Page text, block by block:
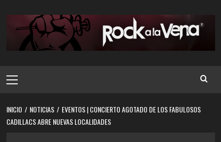
contenido
principal
INICIO NOTICIAS
EVENTOS | CONCIERTO AGOTADO DE LOS FABULOSOS
CADILLACS ABRE NUEVAS LOCALIDADES